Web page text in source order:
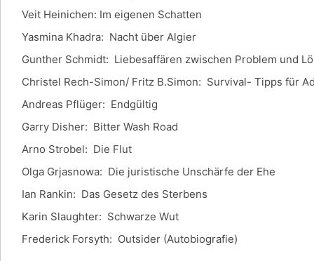
Veit Heinichen: Im eigenen Schatten
Yasmina Khadra: Nacht über Algier
Gunther Schmidt: Liebesaffären zwischen Problem und
Christel Rech-Simon/ Fritz B.Simon: Survival- Tipps für
Andreas Pflüger: Endgültig
Garry Disher: Bitter Wash Road
Arno Strobel: Die Flut
Olga Grjasnowa: Die juristische Unschärfe der Ehe
Ian Rankin: Das Gesetz des Sterbens
Karin Slaughter: Schwarze Wut
Frederick Forsyth: Outsider (Autobiografie)